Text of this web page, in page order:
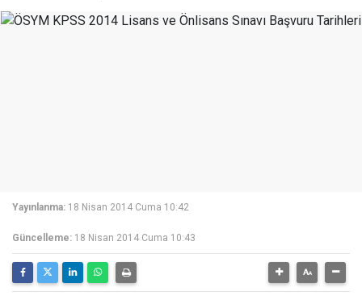
Yayınlanma: 18 Nisan 2014 Cuma 10:42
Güncelleme: 18 Nisan 2014 Cuma 10:43